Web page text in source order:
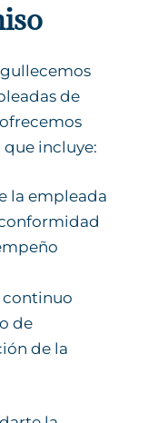
de
que incluye:
la empleada
continuo
de
de la